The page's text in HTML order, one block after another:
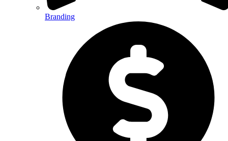
Branding